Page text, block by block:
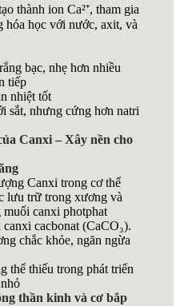
thành ion Ca²⁺, tham gia
hóa học với nước, axit, và
bạc, nhẹ hơn nhiều
tiếp
nhiệt tốt
sắt, nhưng cứng hơn natri
Canxi – Xây nền cho
Canxi trong cơ thể
lưu trữ trong xương và
muối canxi photphat
canxi cacbonat (CaCO₃).
chắc khỏe, ngăn ngừa
thể thiếu trong phát triển
thần kinh và cơ bắp